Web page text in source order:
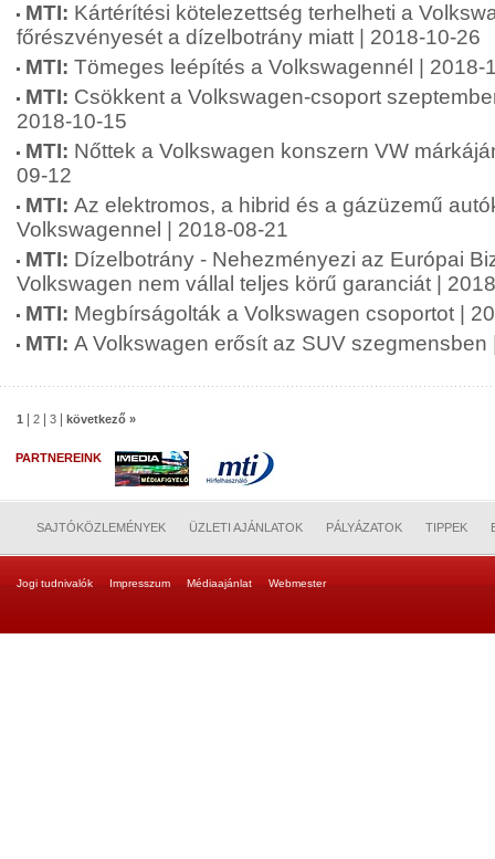
MTI: Kártérítési kötelezettség terhelheti a
főrészvényesét a dízelbotrány miatt | 2018-10-26
MTI: Tömeges leépítés a Volkswagennél | 2018-
MTI: Csökkent a Volkswagen-csoport
2018-10-15
MTI: Nőttek a Volkswagen konszern VW
09-12
MTI: Az elektromos, a hibrid és a gázüzemű
Volkswagennel | 2018-08-21
MTI: Dízelbotrány - Nehezményezi az Európai
Volkswagen nem vállal teljes körű garanciát |
MTI: Megbírságolták a Volkswagen csoportot |
MTI: A Volkswagen erősít az SUV szegmensben
1 2 3 következő »
PARTNEREINK
SAJTÓKÖZLEMÉNYEK ÜZLETI AJÁNLATOK PÁLYÁZATOK TIPPEK
Jogi tudnivalók Impresszum Médiaajánlat Webmester